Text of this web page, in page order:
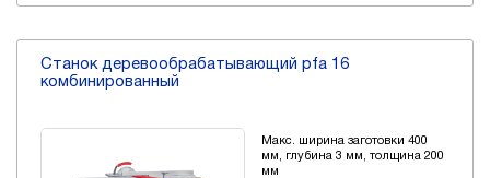
Станок деревообрабатывающий pfa 16
комбинированный
Макс. ширина заготовки 400
мм, глубина 3 мм, толщина 200
мм